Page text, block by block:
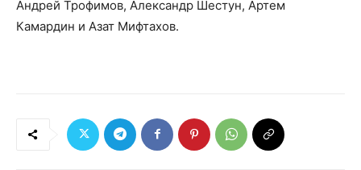
Андрей Трофимов, Александр Шестун, Артем
Камардин и Азат Мифтахов.